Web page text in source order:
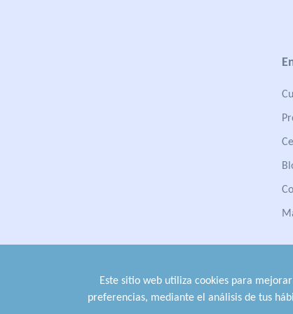
Este sitio web utiliza cookies para
preferencias, mediante el análisis de tus